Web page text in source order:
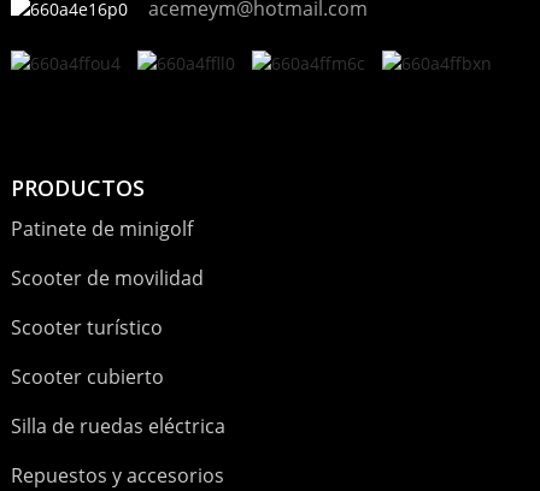
acemeym@hotmail.com
PRODUCTOS
Patinete de minigolf
Scooter de movilidad
Scooter turístico
Scooter cubierto
Silla de ruedas eléctrica
Repuestos y accesorios